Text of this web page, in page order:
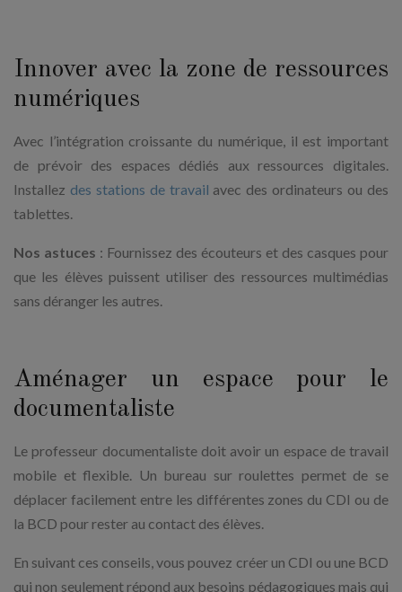
Innover avec la zone de ressources
numériques
Avec l’intégration croissante du numérique, il est important
de prévoir des espaces dédiés aux ressources digitales.
Installez des stations de travail avec des ordinateurs ou des
tablettes.
Nos astuces : Fournissez des écouteurs et des casques pour
que les élèves puissent utiliser des ressources multimédias
sans déranger les autres.
Aménager un espace pour le
documentaliste
Le professeur documentaliste doit avoir un espace de travail
mobile et flexible. Un bureau sur roulettes permet de se
déplacer facilement entre les différentes zones du CDI ou de
la BCD pour rester au contact des élèves.
En suivant ces conseils, vous pouvez créer un CDI ou une BCD
qui non seulement répond aux besoins pédagogiques mais qui